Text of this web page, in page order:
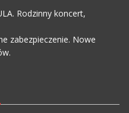
Rodzinny koncert,
zabezpieczenie. Nowe